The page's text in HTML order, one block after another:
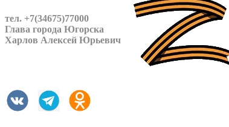
тел. +7(34675)77000
Глава города Югорска
Харлов Алексей Юрьевич